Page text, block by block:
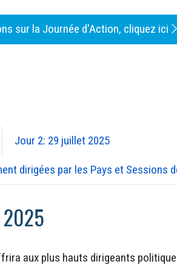
sur la Journée d'Action, cliquez ici
Jour 2: 29 juillet 2025
dirigées par les Pays et Sessions
aux plus hauts dirigeants